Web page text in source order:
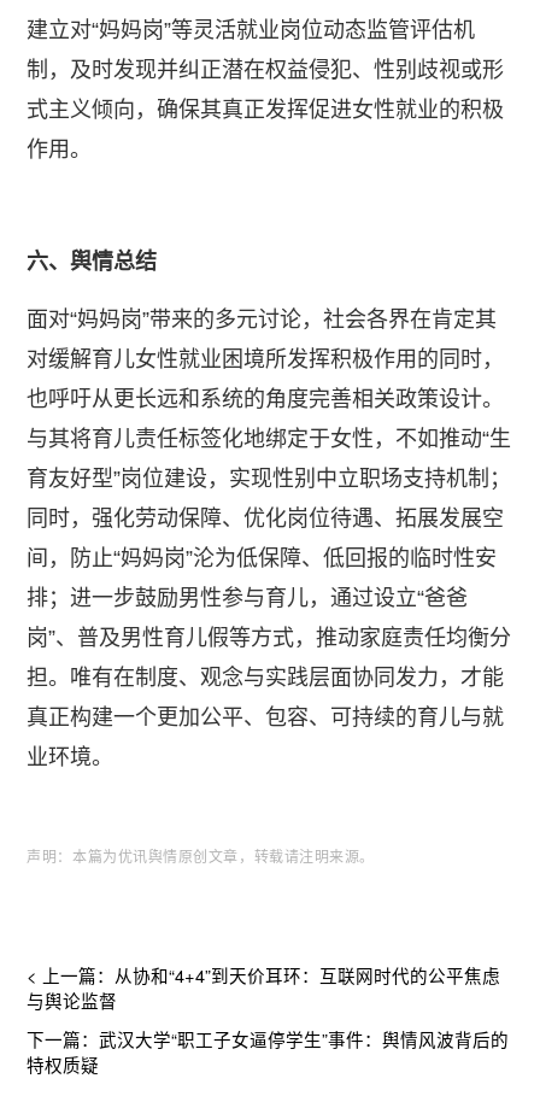
​建立对“妈妈岗”等灵活就业岗位动态监管评估机
制，及时发现并纠正潜在权益侵犯、性别歧视或形
式主义倾向，确保其真正发挥促进女性就业的积极
作用。
六、舆情总结
​面对“妈妈岗”带来的多元讨论，社会各界在肯定其
对缓解育儿女性就业困境所发挥积极作用的同时，
也呼吁从更长远和系统的角度完善相关政策设计。
与其将育儿责任标签化地绑定于女性，不如推动“生
育友好型”岗位建设，实现性别中立职场支持机制；
同时，强化劳动保障、优化岗位待遇、拓展发展空
间，防止“妈妈岗”沦为低保障、低回报的临时性安
排；进一步鼓励男性参与育儿，通过设立“爸爸
岗”、普及男性育儿假等方式，推动家庭责任均衡分
担。唯有在制度、观念与实践层面协同发力，才能
真正构建一个更加公平、包容、可持续的育儿与就
业环境。
声明：本篇为优讯舆情原创文章，转载请注明来源。
< 上一篇：从协和“4+4”到天价耳环：互联网时代的公平焦虑
与舆论监督
下一篇：武汉大学“职工子女逼停学生”事件：舆情风波背后的
特权质疑